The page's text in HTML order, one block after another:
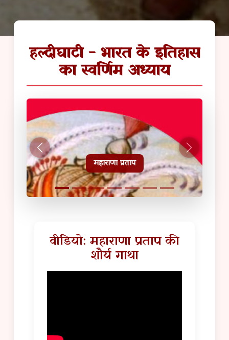
हल्दीघाटी - भारत के इतिहास
का स्वर्णिम अध्याय
हल्दीघाटी टूरिस्ट गाइड
वीडियो: महाराणा प्रताप की
शौर्य गाथा